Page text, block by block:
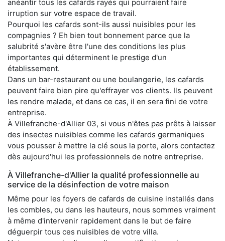
anéantir tous les cafards rayés qui pourraient faire
irruption sur votre espace de travail.
Pourquoi les cafards sont-ils aussi nuisibles pour les
compagnies ? Eh bien tout bonnement parce que la
salubrité s'avère être l'une des conditions les plus
importantes qui déterminent le prestige d'un
établissement.
Dans un bar-restaurant ou une boulangerie, les cafards
peuvent faire bien pire qu'effrayer vos clients. Ils peuvent
les rendre malade, et dans ce cas, il en sera fini de votre
entreprise.
À Villefranche-d'Allier 03, si vous n'êtes pas prêts à laisser
des insectes nuisibles comme les cafards germaniques
vous pousser à mettre la clé sous la porte, alors contactez
dès aujourd'hui les professionnels de notre entreprise.
À Villefranche-d'Allier la qualité professionnelle au
service de la désinfection de votre maison
Même pour les foyers de cafards de cuisine installés dans
les combles, ou dans les hauteurs, nous sommes vraiment
à même d'intervenir rapidement dans le but de faire
déguerpir tous ces nuisibles de votre villa.